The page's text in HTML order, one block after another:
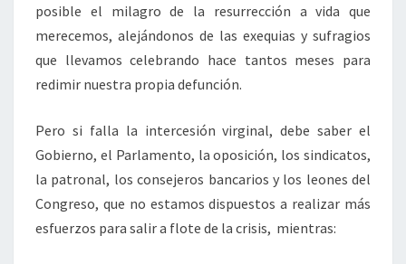
posible el milagro de la resurrección a vida que
merecemos, alejándonos de las exequias y sufragios
que llevamos celebrando hace tantos meses para
redimir nuestra propia defunción.
Pero si falla la intercesión virginal, debe saber el
Gobierno, el Parlamento, la oposición, los sindicatos,
la patronal, los consejeros bancarios y los leones del
Congreso, que no estamos dispuestos a realizar más
esfuerzos para salir a flote de la crisis, mientras: